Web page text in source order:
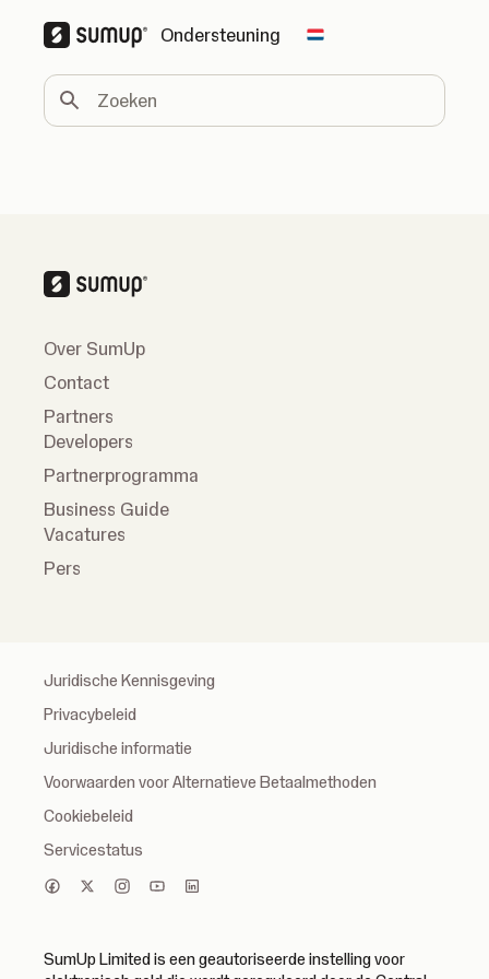
Ondersteuning Change country
Zoeken
Over SumUp
Contact
Partners
Developers
Partnerprogramma
Business Guide
Vacatures
Pers
Juridische Kennisgeving
Privacybeleid
Juridische informatie
Voorwaarden voor Alternatieve Betaalmethoden
Cookiebeleid
Servicestatus
SumUp Limited is een geautoriseerde instelling voor